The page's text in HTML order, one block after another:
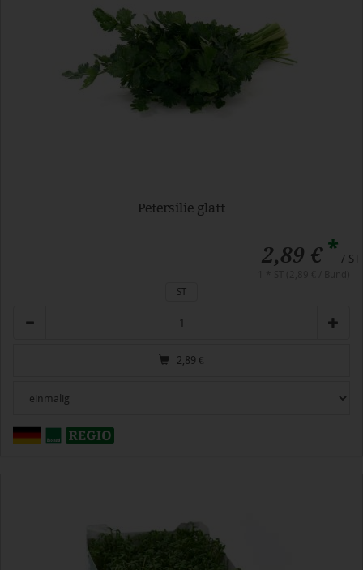
Petersilie glatt
2,89 €* / ST
ST
2,89 €